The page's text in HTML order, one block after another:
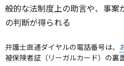
弁護士直通ダイヤルの電話番号は、
被保険者証（リーガルカード）の裏